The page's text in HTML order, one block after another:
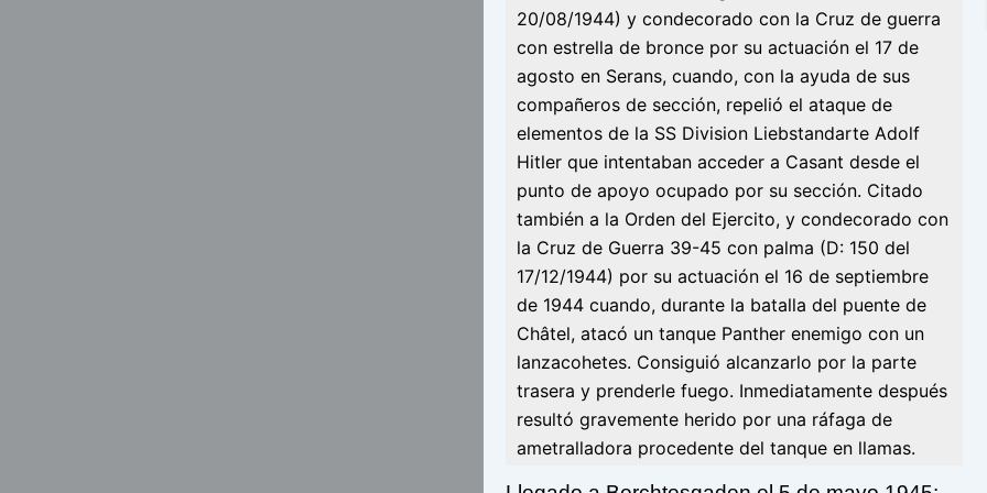
20/08/1944) y condecorado con la Cruz de guerra
con estrella de bronce por su actuación el 17 de
agosto en Serans, cuando, con la ayuda de sus
compañeros de sección, repelió el ataque de
elementos de la SS Division Liebstandarte Adolf
Hitler que intentaban acceder a Casant desde el
punto de apoyo ocupado por su sección. Citado
también a la Orden del Ejercito, y condecorado con
la Cruz de Guerra 39-45 con palma (D: 150 del
17/12/1944) por su actuación el 16 de septiembre
de 1944 cuando, durante la batalla del puente de
Châtel, atacó un tanque Panther enemigo con un
lanzacohetes. Consiguió alcanzarlo por la parte
trasera y prenderle fuego. Inmediatamente después
resultó gravemente herido por una ráfaga de
ametralladora procedente del tanque en llamas.